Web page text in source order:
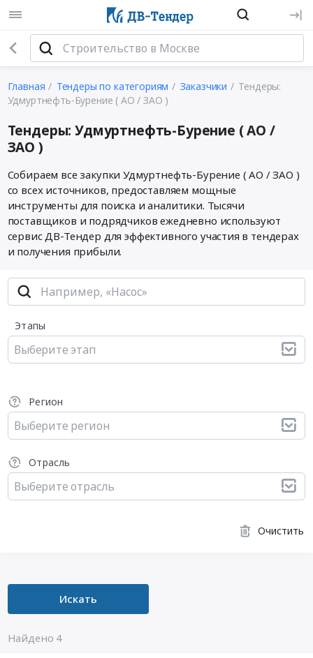
Главная Тендеры по категориям Заказчики
Тендеры:
Удмуртнефть-Бурение ( АО / ЗАО )
Тендеры: Удмуртнефть-Бурение ( АО /
ЗАО )
Собираем все закупки Удмуртнефть-Бурение ( АО / ЗАО )
со всех источников, предоставляем мощные
инструменты для поиска и аналитики. Тысячи
поставщиков и подрядчиков ежедневно используют
сервис ДВ-Тендер для эффективного участия в тендерах
и получения прибыли.
Этапы
Выберите этап
Регион
Выберите регион
Отрасль
Выберите отрасль
Очистить
Искать
Найдено 4